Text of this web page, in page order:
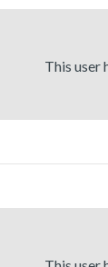
This user